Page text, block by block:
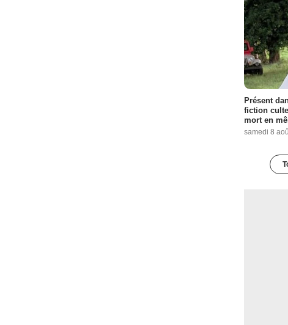
Présent
fiction
mort en
samedi 8